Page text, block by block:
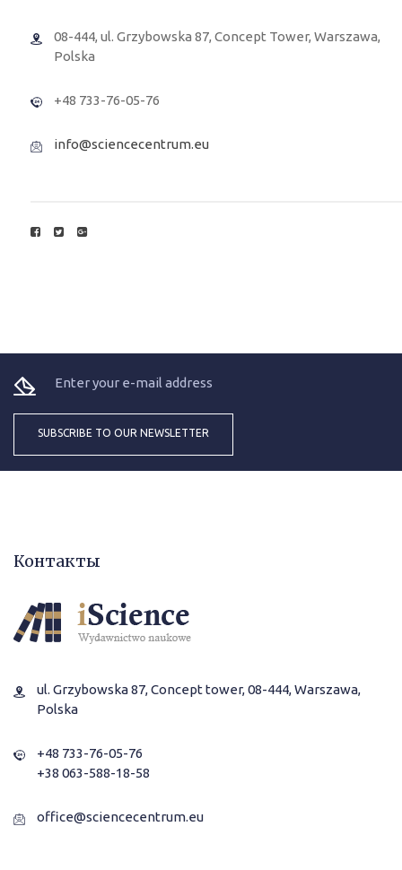
08-444, ul. Grzybowska 87, Concept Tower, Warszawa,
Polska
+48 733-76-05-76
info@sciencecentrum.eu
Контакты
ul. Grzybowska 87, Concept tower, 08-444, Warszawa,
Polska
+48 733-76-05-76
+38 063-588-18-58
office@sciencecentrum.eu